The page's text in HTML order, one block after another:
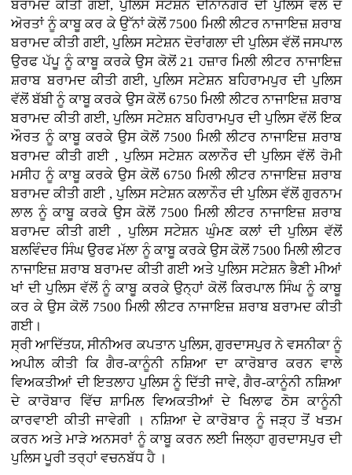
ਬਰਾਮਦ ਕੀਤੀ ਗਈ, ਪੁਲਿਸ ਸਟੇਸ਼ਨ ਦੀਨਾਨਗਰ ਦੀ ਪੁਲਿਸ ਵਲੋਂ ਦੋ
ਅੋਰਤਾਂ ਨੂੰ ਕਾਬੂ ਕਰ ਕੇ ਉੱਨਾਂ ਕੋਲੋਂ 7500 ਮਿਲੀ ਲੀਟਰ ਨਾਜਾਇਜ਼ ਸ਼ਰਾਬ
ਬਰਾਮਦ ਕੀਤੀ ਗਈ, ਪੁਲਿਸ ਸਟੇਸ਼ਨ ਦੋਰਾਂਗਲਾ ਦੀ ਪੁਲਿਸ ਵੱਲੋਂ ਜਸਪਾਲ
ਉਰਫ ਪੱਪੂ ਨੂੰ ਕਾਬੂ ਕਰਕੇ ਉਸ ਕੋਲੋਂ 21 ਹਜ਼ਾਰ ਮਿਲੀ ਲੀਟਰ ਨਾਜਾਇਜ਼
ਸ਼ਰਾਬ ਬਰਾਮਦ ਕੀਤੀ ਗਈ, ਪੁਲਿਸ ਸਟੇਸ਼ਨ ਬਹਿਰਾਮਪੁਰ ਦੀ ਪੁਲਿਸ
ਵੱਲੋਂ ਬੱਬੀ ਨੂੰ ਕਾਬੂ ਕਰਕੇ ਉਸ ਕੋਲੋਂ 6750 ਮਿਲੀ ਲੀਟਰ ਨਾਜਾਇਜ਼ ਸ਼ਰਾਬ
ਬਰਾਮਦ ਕੀਤੀ ਗਈ, ਪੁਲਿਸ ਸਟੇਸ਼ਨ ਬਹਿਰਾਮਪੁਰ ਦੀ ਪੁਲਿਸ ਵੱਲੋਂ ਇਕ
ਔਰਤ ਨੂੰ ਕਾਬੂ ਕਰਕੇ ਉਸ ਕੋਲੋਂ 7500 ਮਿਲੀ ਲੀਟਰ ਨਾਜਾਇਜ਼ ਸ਼ਰਾਬ
ਬਰਾਮਦ ਕੀਤੀ ਗਈ , ਪੁਲਿਸ ਸਟੇਸ਼ਨ ਕਲਾਨੌਰ ਦੀ ਪੁਲਿਸ ਵੱਲੋਂ ਰੋਮੀ
ਮਸੀਹ ਨੂੰ ਕਾਬੂ ਕਰਕੇ ਉਸ ਕੋਲੋਂ 6750 ਮਿਲੀ ਲੀਟਰ ਨਾਜਾਇਜ਼ ਸ਼ਰਾਬ
ਬਰਾਮਦ ਕੀਤੀ ਗਈ , ਪੁਲਿਸ ਸਟੇਸ਼ਨ ਕਲਾਨੌਰ ਦੀ ਪੁਲਿਸ ਵੱਲੋਂ ਗੁਰਨਾਮ
ਲਾਲ ਨੂੰ ਕਾਬੂ ਕਰਕੇ ਉਸ ਕੋਲੋਂ 7500 ਮਿਲੀ ਲੀਟਰ ਨਾਜਾਇਜ਼ ਸ਼ਰਾਬ
ਬਰਾਮਦ ਕੀਤੀ ਗਈ , ਪੁਲਿਸ ਸਟੇਸ਼ਨ ਘੁੰਮਣ ਕਲਾਂ ਦੀ ਪੁਲਿਸ ਵੱਲੋਂ
ਬਲਵਿੰਦਰ ਸਿੰਘ ਉਰਫ ਮੱਲਾ ਨੂੰ ਕਾਬੂ ਕਰਕੇ ਉਸ ਕੋਲੋਂ 7500 ਮਿਲੀ ਲੀਟਰ
ਨਾਜਾਇਜ਼ ਸ਼ਰਾਬ ਬਰਾਮਦ ਕੀਤੀ ਗਈ ਅਤੇ ਪੁਲਿਸ ਸਟੇਸ਼ਨ ਭੈਣੀ ਮੀਆਂ
ਖਾਂ ਦੀ ਪੁਲਿਸ ਵੱਲੋਂ ਨੂੰ ਕਾਬੂ ਕਰਕੇ ਉਨ੍ਹਾਂ ਕੋਲੋਂ ਕਿਰਪਾਲ ਸਿੰਘ ਨੂੰ ਕਾਬੂ
ਕਰ ਕੇ ਉਸ ਕੋਲੋਂ 7500 ਮਿਲੀ ਲੀਟਰ ਨਾਜਾਇਜ਼ ਸ਼ਰਾਬ ਬਰਾਮਦ ਕੀਤੀ
ਗਈ।
ਸ੍ਰੀ ਆਦਿੱਤਯ, ਸੀਨੀਅਰ ਕਪਤਾਨ ਪੁਲਿਸ, ਗੁਰਦਾਸਪੁਰ ਨੇ ਵਸਨੀਕਾ ਨੂੰ
ਅਪੀਲ ਕੀਤੀ ਕਿ ਗੈਰ-ਕਾਨੂੰਨੀ ਨਸ਼ਿਆ ਦਾ ਕਾਰੋਬਾਰ ਕਰਨ ਵਾਲੇ
ਵਿਅਕਤੀਆਂ ਦੀ ਇਤਲਾਹ ਪੁਲਿਸ ਨੂੰ ਦਿੱਤੀ ਜਾਵੇ, ਗੈਰ-ਕਾਨੂੰਨੀ ਨਸ਼ਿਆ
ਦੇ ਕਾਰੋਬਾਰ ਵਿੱਚ ਸ਼ਾਮਿਲ ਵਿਅਕਤੀਆਂ ਦੇ ਖਿਲਾਫ ਠੋਸ ਕਾਨੂੰਨੀ
ਕਾਰਵਾਈ ਕੀਤੀ ਜਾਵੇਗੀ । ਨਸ਼ਿਆ ਦੇ ਕਾਰੋਬਾਰ ਨੂੰ ਜੜ੍ਹ ਤੋਂ ਖਤਮ
ਕਰਨ ਅਤੇ ਮਾੜੇ ਅਨਸਰਾਂ ਨੂੰ ਕਾਬੂ ਕਰਨ ਲਈ ਜਿਲ੍ਹਾ ਗੁਰਦਾਸਪੁਰ ਦੀ
ਪੁਲਿਸ ਪੂਰੀ ਤਰ੍ਹਾਂ ਵਚਨਬੱਧ ਹੈ ।